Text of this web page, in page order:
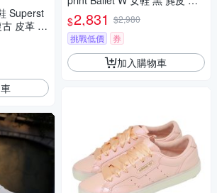
Superst
皮革 貝
底 瑪麗珍鞋 KI7740
$2,831 $2,980
挑戰低價
券
加入購物車